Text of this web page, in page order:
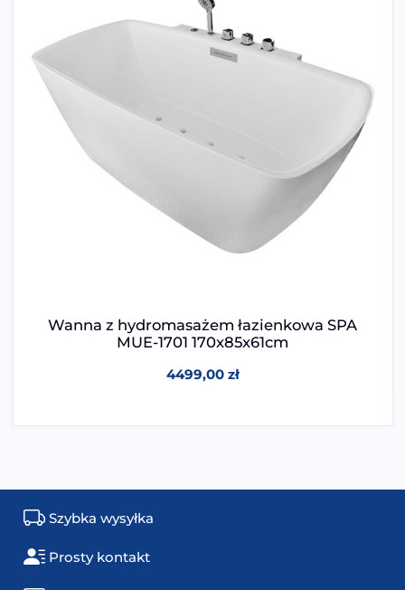
Wanna z hydromasażem łazienkowa SPA
MUE-1701 170x85x61cm
4499,00 zł
Szybka wysyłka
Prosty kontakt